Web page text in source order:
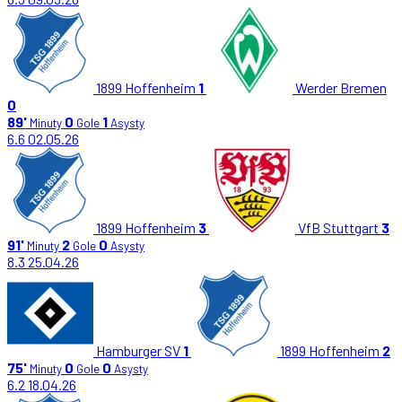
1899 Hoffenheim 1
Werder Bremen
0
89' Minuty 0 Gole 1Asysty
6.6 02.05.26
1899 Hoffenheim 3 VfB Stuttgart 3
91' Minuty 2 Gole 0 Asysty
8.3 25.04.26
Hamburger SV 1 1899 Hoffenheim 2
75' Minuty 0 Gole 0 Asysty
6.2 18.04.26